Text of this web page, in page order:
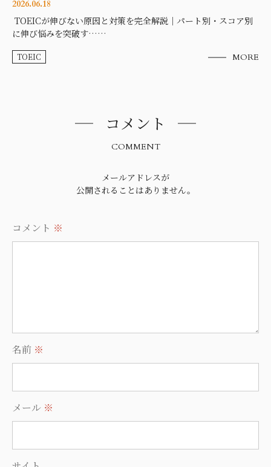
2026.06.18
TOEICが伸びない原因と対策を完全解説｜パート別・スコア別
に伸び悩みを突破す……
TOEIC MORE
コメント
COMMENT
メールアドレスが
公開されることはありません。
コメント ※
名前 ※
メール ※